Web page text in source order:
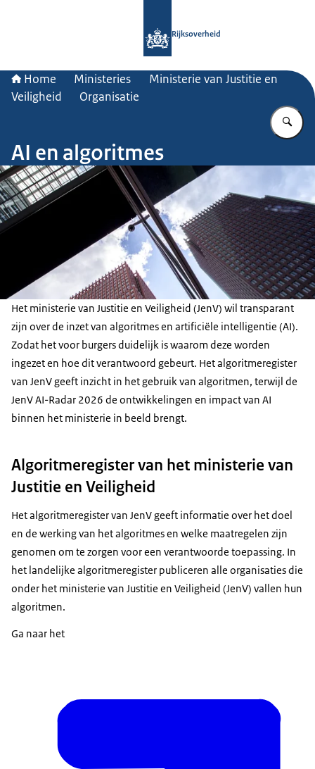
Rijksoverheid
Home Ministeries
Ministerie van Justitie en
Veiligheid
Organisatie
AI en algoritmes
Het ministerie van Justitie en Veiligheid (JenV) wil transparant
zijn over de inzet van algoritmes en artificiële intelligentie (AI).
Zodat het voor burgers duidelijk is waarom deze worden
ingezet en hoe dit verantwoord gebeurt. Het algoritmeregister
van JenV geeft inzicht in het gebruik van algoritmen, terwijl de
JenV AI-Radar 2026 de ontwikkelingen en impact van AI
binnen het ministerie in beeld brengt.
Algoritmeregister van het ministerie van
Justitie en Veiligheid
Het algoritmeregister van JenV geeft informatie over het doel
en de werking van het algoritmes en welke maatregelen zijn
genomen om te zorgen voor een verantwoorde toepassing. In
het landelijke algoritmeregister publiceren alle organisaties die
onder het ministerie van Justitie en Veiligheid (JenV) vallen hun
algoritmen.
Ga naar het